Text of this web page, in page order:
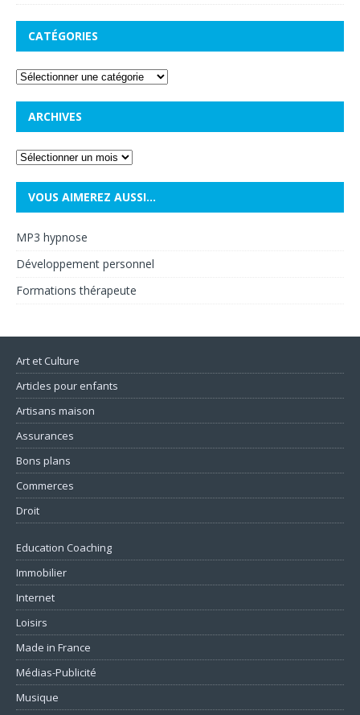
CATÉGORIES
ARCHIVES
VOUS AIMEREZ AUSSI…
MP3 hypnose
Développement personnel
Formations thérapeute
Art et Culture
Articles pour enfants
Artisans maison
Assurances
Bons plans
Commerces
Droit
Education Coaching
Immobilier
Internet
Loisirs
Made in France
Médias-Publicité
Musique